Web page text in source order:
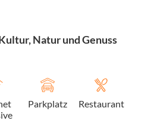
Natur und Genuss
Parkplatz Restaurant